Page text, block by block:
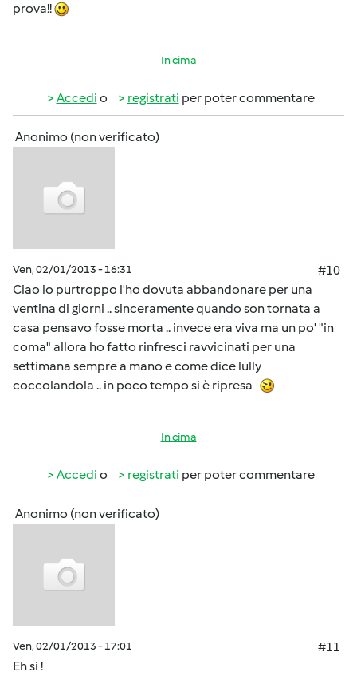
prova!!
In cima
Accedi o registrati per poter commentare
Anonimo (non verificato)
Ven, 02/01/2013 - 16:31
#10
Ciao io purtroppo l'ho dovuta abbandonare per una
ventina di giorni .. sinceramente quando son tornata a
casa pensavo fosse morta .. invece era viva ma un po' "in
coma" allora ho fatto rinfresci ravvicinati per una
settimana sempre a mano e come dice lully
coccolandola .. in poco tempo si è ripresa
In cima
Accedi o registrati per poter commentare
Anonimo (non verificato)
Ven, 02/01/2013 - 17:01
#11
Eh si !